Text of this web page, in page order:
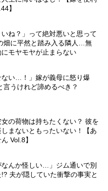
】
いね？」って絶対悪いと思って
畑に平然と踏み入る隣人…無
モヤモヤが止まらない
ない…！」嫁が義母に怒り爆
言うけれど諦めるべき？
の荷物は持ちたくない？ 彼を
まないともったいない！【あ
Vol.8】
なんか怪しい…」ジム通いで別
夫が隠していた衝撃の事実と